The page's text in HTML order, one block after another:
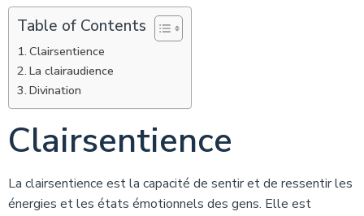
Table of Contents
Clairsentience
La clairaudience
Divination
Clairsentience
La clairsentience est la capacité de sentir et de ressentir les
énergies et les états émotionnels des gens. Elle est